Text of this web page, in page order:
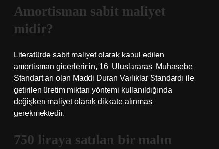
Amortisman sabit maliyet
midir?
Literatürde sabit maliyet olarak kabul edilen
amortisman giderlerinin, 16. Uluslararası Muhasebe
Standartları olan Maddi Duran Varlıklar Standardı ile
getirilen üretim miktarı yöntemi kullanıldığında
değişken maliyet olarak dikkate alınması
gerekmektedir.
750 liraya satılan bir malın